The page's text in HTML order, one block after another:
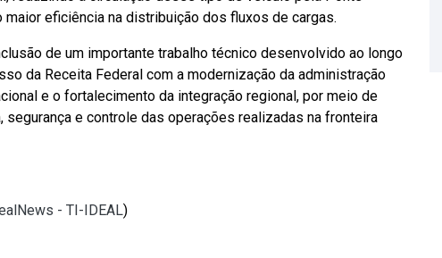
eficiência na distribuição dos fluxos de cargas.
de um importante trabalho técnico desenvolvido ao longo
da Receita Federal com a modernização da administração
e o fortalecimento da integração regional, por meio de
e controle das operações realizadas na fronteira
- TI-IDEAL)